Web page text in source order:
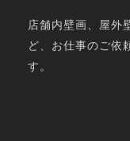
店舗内壁画、屋外
ど、お仕事のご依
す。